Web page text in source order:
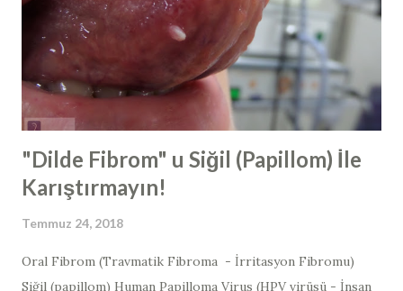
ameliyatı tarihçesi 1800' lu yılların sonunda, geniz etinin
burunla ilgili şikayetler ve işitme kaybından sorumlu
olabileceği, Kopenhag, Danimarka' dan Willhelm Meyer
tarafından belirtilmiş ve yine sonrasında geniz eti
ameliyatlarına başlanmıştır. En sık yapılan ameliyatlardan ...
"Dilde Fibrom" u Siğil (Papillom) İle
Karıştırmayın!
Temmuz 24, 2018
Oral Fibrom (Travmatik Fibroma - İrritasyon Fibromu)
Siğil (papillom) Human Papilloma Virus (HPV virüsü - İnsan